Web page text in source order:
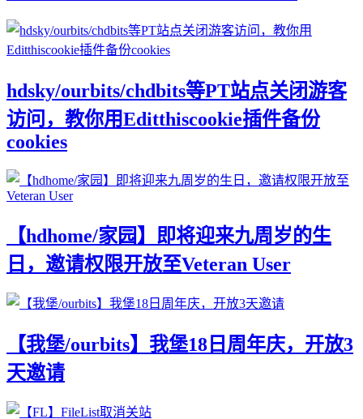
hdsky/ourbits/chdbits等PT站点关闭游客
访问，教你用Editthiscookie插件备份
cookies
【hdhome/家园】即将迎来九周岁的生
日，邀请权限开放至Veteran User
【我堡/ourbits】我堡18日周年庆，开放3
天邀请